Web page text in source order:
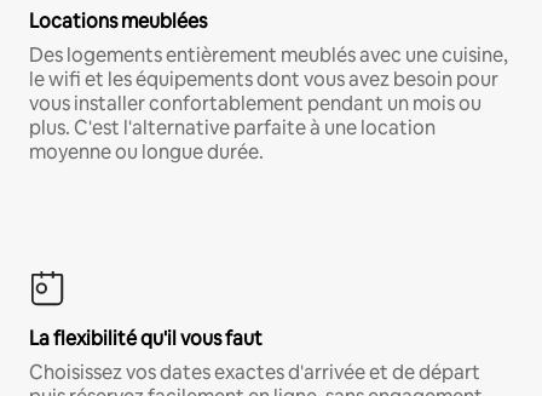
Locations meublées
Des logements entièrement meublés avec une cuisine,
le wifi et les équipements dont vous avez besoin pour
vous installer confortablement pendant un mois ou
plus. C'est l'alternative parfaite à une location
moyenne ou longue durée.
La flexibilité qu'il vous faut
Choisissez vos dates exactes d'arrivée et de départ